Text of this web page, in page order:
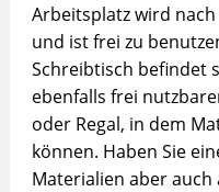
Arbeitsplatz wird
und ist frei zu
Schreibtisch befindet
ebenfalls frei
oder Regal, in dem
können. Haben Sie
Materialien aber